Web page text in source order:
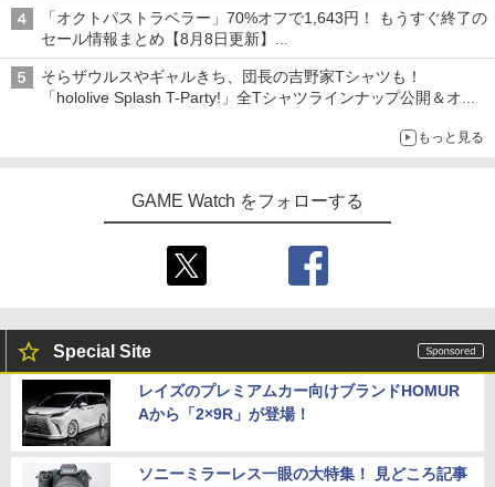
「オクトパストラベラー」70%オフで1,643円！ もうすぐ終了の
セール情報まとめ【8月8日更新】
ニンテンドーeショップでは「大神 絶景版」が67%オフで990円
そらザウルスやギャルきち、団長の吉野家Tシャツも！
「hololive Splash T-Party!」全Tシャツラインナップ公開＆オン
もっと見る
GAME Watch をフォローする
Special Site
レイズのプレミアムカー向けブランドHOMUR
Aから「2×9R」が登場！
ソニーミラーレス一眼の大特集！ 見どころ記事